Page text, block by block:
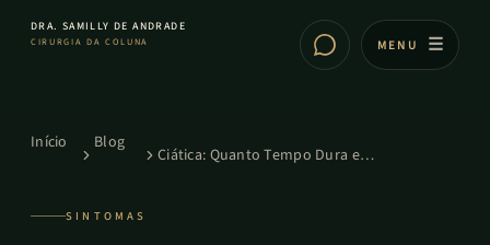
DRA. SAMILLY DE ANDRADE
CIRURGIA DA COLUNA MENU
Início Blog
Ciática: Quanto Tempo Dura e
SINTOMAS